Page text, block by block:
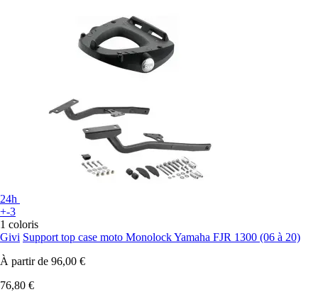
24h
+-3
1 coloris
Givi Support top case moto Monolock Yamaha FJR 1300 (06 à 20)
À partir de 96,00 €
76,80 €